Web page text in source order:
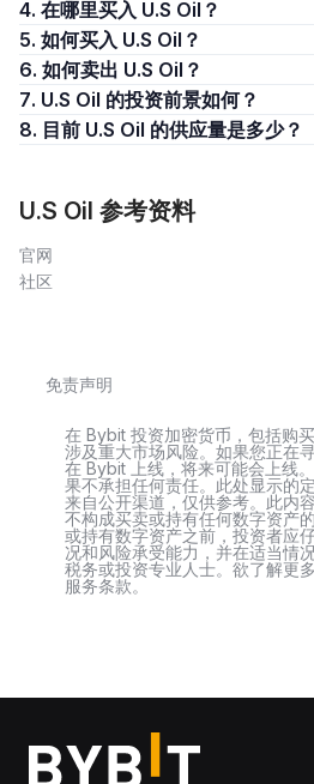
4. 在哪里买入 U.S Oil？
5. 如何买入 U.S Oil？
6. 如何卖出 U.S Oil？
7. U.S Oil 的投资前景如何？
8. 目前 U.S Oil 的供应量是多少？
U.S Oil 参考资料
官网
社区
免责声明
在 Bybit 投资加密货币，包括购
涉及重大市场风险。如果您正在
在 Bybit 上线，将来可能会上线
果不承担任何责任。此处显示的
来自公开渠道，仅供参考。此内
不构成买卖或持有任何数字资产
或持有数字资产之前，投资者应
况和风险承受能力，并在适当情
税务或投资专业人士。欲了解更
服务条款。